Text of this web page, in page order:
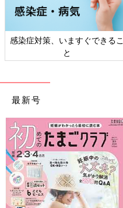
感染症対策、いますぐできるこ
と
最新号